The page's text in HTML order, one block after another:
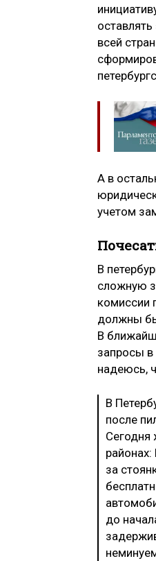
всей
А в
учетом
В
сложную
комиссии
должны
В
запросы в
надеюсь,
В
после
Сегодня
за
до